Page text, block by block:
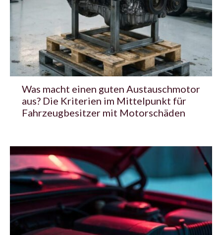
Was macht einen guten Austauschmotor
aus? Die Kriterien im Mittelpunkt für
Fahrzeugbesitzer mit Motorschäden